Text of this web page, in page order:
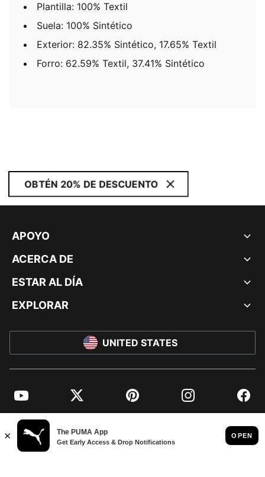
Plantilla: 100% Textil
Suela: 100% Sintético
Exterior: 82.35% Sintético, 17.65% Textil
Forro: 62.59% Textil, 37.41% Sintético
OBTÉN 20% DE DESCUENTO
APOYO
ACERCA DE
ESTAR AL DÍA
EXPLORAR
UNITED STATES
YouTube Twitter Pinterest Instagram
© PUMA NORTH AMERICA, INC.
IMPRINT AND LEGAL DATA